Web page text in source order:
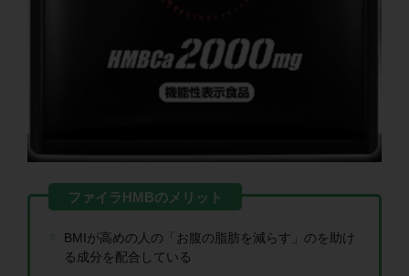
BMIが高めの人の「お腹の脂肪を減らす」のを助け
る成分を配合している